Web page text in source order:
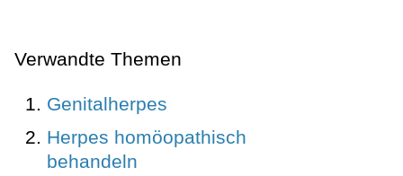
Verwandte Themen
Genitalherpes
Herpes homöopathisch
behandeln